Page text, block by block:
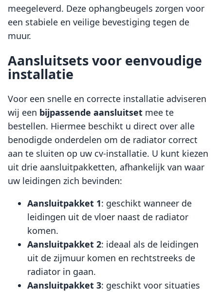
meegeleverd. Deze ophangbeugels zorgen voor
een stabiele en veilige bevestiging tegen de
muur.
Aansluitsets voor eenvoudige
installatie
Voor een snelle en correcte installatie adviseren
wij een bijpassende aansluitset mee te
bestellen. Hiermee beschikt u direct over alle
benodigde onderdelen om de radiator correct
aan te sluiten op uw cv-installatie. U kunt kiezen
uit drie aansluitpakketten, afhankelijk van waar
uw leidingen zich bevinden:
Aansluitpakket 1: geschikt wanneer de
leidingen uit de vloer naast de radiator
komen.
Aansluitpakket 2: ideaal als de leidingen
uit de zijmuur komen en rechtstreeks de
radiator in gaan.
Aansluitpakket 3: geschikt voor situaties